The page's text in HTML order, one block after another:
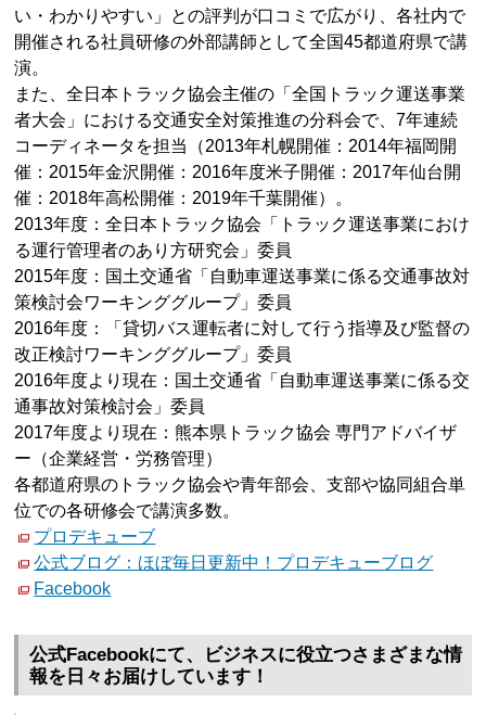
い・わかりやすい」との評判が口コミで広がり、各社内で
開催される社員研修の外部講師として全国45都道府県で講
演。
また、全日本トラック協会主催の「全国トラック運送事業
者大会」における交通安全対策推進の分科会で、7年連続
コーディネータを担当（2013年札幌開催：2014年福岡開
催：2015年金沢開催：2016年度米子開催：2017年仙台開
催：2018年高松開催：2019年千葉開催）。
2013年度：全日本トラック協会「トラック運送事業におけ
る運行管理者のあり方研究会」委員
2015年度：国土交通省「自動車運送事業に係る交通事故対
策検討会ワーキンググループ」委員
2016年度：「貸切バス運転者に対して行う指導及び監督の
改正検討ワーキンググループ」委員
2016年度より現在：国土交通省「自動車運送事業に係る交
通事故対策検討会」委員
2017年度より現在：熊本県トラック協会 専門アドバイザ
ー（企業経営・労務管理）
各都道府県のトラック協会や青年部会、支部や協同組合単
位での各研修会で講演多数。
プロデキューブ
公式ブログ：ほぼ毎日更新中！プロデキューブログ
Facebook
公式Facebookにて、ビジネスに役立つさまざまな情
報を日々お届けしています！